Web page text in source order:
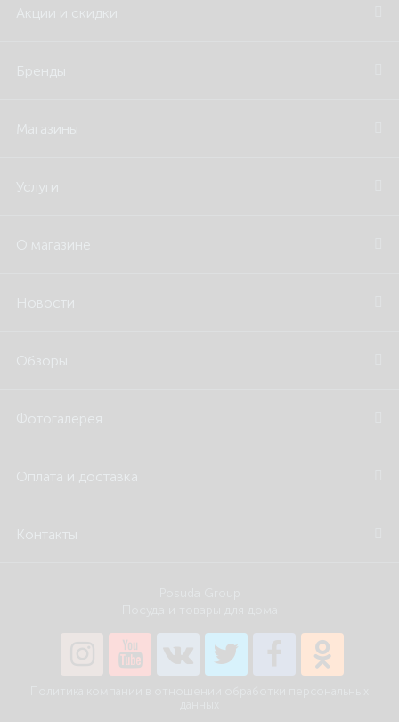
Акции и скидки
Бренды
Магазины
Услуги
О магазине
Новости
Обзоры
Фотогалерея
Оплата и доставка
Контакты